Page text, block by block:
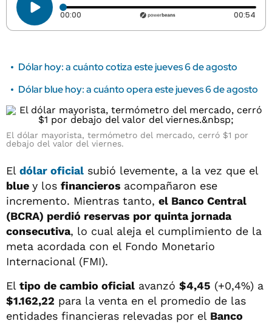
00:00 Tiempo transcurrido: 0 segundos 00:54
Dólar hoy: a cuánto cotiza este jueves 6 de agosto
Dólar blue hoy: a cuánto opera este jueves 6 de agosto
El dólar mayorista, termómetro del mercado, cerró $1 por
debajo del valor del viernes.
El dólar oficial subió levemente, a la vez que el
blue y los financieros acompañaron ese
incremento. Mientras tanto, el Banco Central
(BCRA) perdió reservas por quinta jornada
consecutiva, lo cual aleja el cumplimiento de la
meta acordada con el Fondo Monetario
Internacional (FMI).
El tipo de cambio oficial avanzó $4,45 (+0,4%) a
$1.162,22 para la venta en el promedio de las
entidades financieras relevadas por el Banco